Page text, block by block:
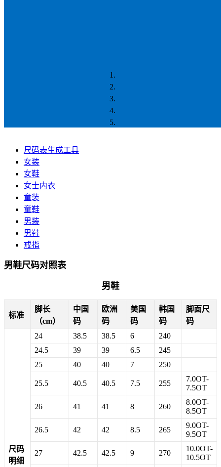
尺码表生成工具
女装
女鞋
女士内衣
童装
童鞋
男装
男鞋
戒指
男鞋尺码对照表
男鞋
标准
脚长
（cm）
中国
码
欧洲
码
美国
码
韩国
码
脚面尺
码
尺码
明细
24 38.5 38.5 6
240
24.5
39 39 6.5
245
25
40 40 7 250
25.5 40.5 40.5 7.5 255
7.0OT-
7.5OT
26 41 41 8 260
8.0OT-
8.5OT
26.5 42 42 8.5 265
9.0OT-
9.5OT
27 42.5 42.5 9 270
10.0OT-
10.5OT